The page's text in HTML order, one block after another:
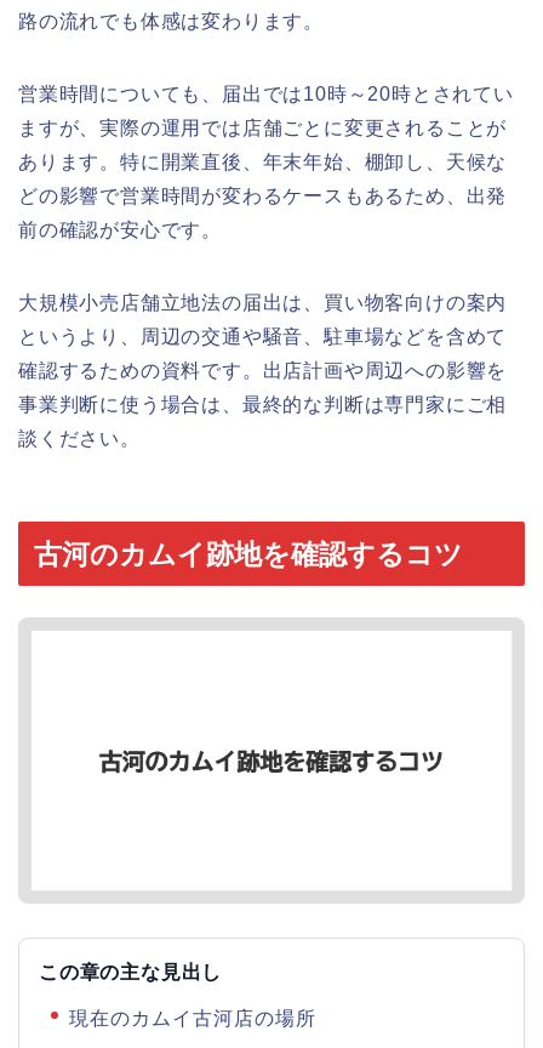
路の流れでも体感は変わります。
営業時間についても、届出では10時～20時とされてい
ますが、実際の運用では店舗ごとに変更されることが
あります。特に開業直後、年末年始、棚卸し、天候な
どの影響で営業時間が変わるケースもあるため、出発
前の確認が安心です。
大規模小売店舗立地法の届出は、買い物客向けの案内
というより、周辺の交通や騒音、駐車場などを含めて
確認するための資料です。出店計画や周辺への影響を
事業判断に使う場合は、最終的な判断は専門家にご相
談ください。
古河のカムイ跡地を確認するコツ
この章の主な見出し
現在のカムイ古河店の場所